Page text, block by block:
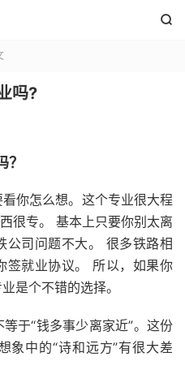

吗?
你怎么想。这个专业很大程
很专。 基本上只要你别太离
公司问题不大。 很多铁路相
签就业协议。 所以，如果你
是个不错的选择。
于“钱多事少离家近”。这份
象中的“诗和远方”有很大差